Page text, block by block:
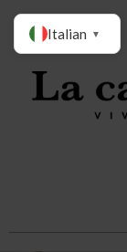
Italian ▼